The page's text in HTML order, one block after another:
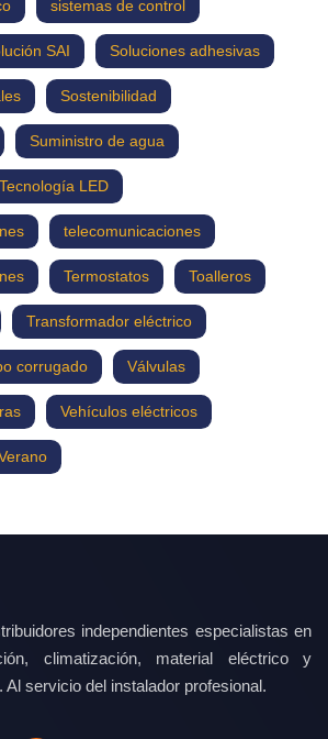
sistemas de control
SAI Soluciones adhesivas
Sostenibilidad
Suministro de agua
Tecnología LED
telecomunicaciones
Termostatos Toalleros
Transformador eléctrico
corrugado Válvulas
Vehículos eléctricos
independientes especialistas en
climatización, material eléctrico y
servicio del instalador profesional.